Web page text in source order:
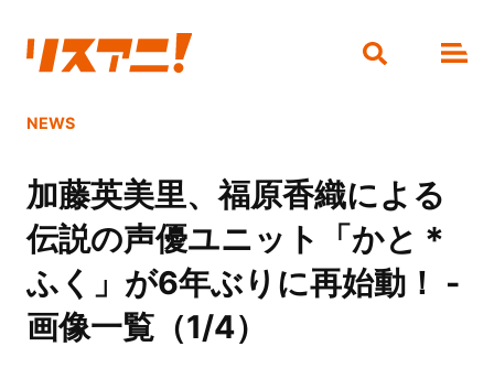
NEWS
加藤英美里、福原香織による
伝説の声優ユニット「かと＊
ふく」が6年ぶりに再始動！ -
画像一覧（1/4）